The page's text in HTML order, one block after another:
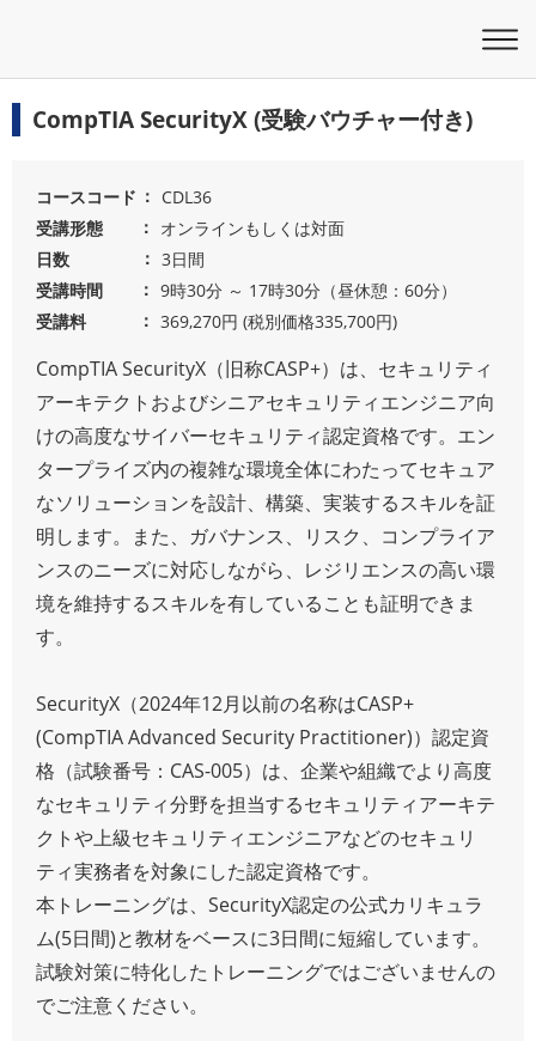
CompTIA SecurityX (受験バウチャー付き)
コースコード
CDL36
受講形態
オンラインもしくは対面
日数
3日間
受講時間
9時30分 ～ 17時30分（昼休憩：60分）
受講料
369,270円 (税別価格335,700円)
CompTIA SecurityX（旧称CASP+）は、セキュリティ
アーキテクトおよびシニアセキュリティエンジニア向
けの高度なサイバーセキュリティ認定資格です。エン
タープライズ内の複雑な環境全体にわたってセキュア
なソリューションを設計、構築、実装するスキルを証
明します。また、ガバナンス、リスク、コンプライア
ンスのニーズに対応しながら、レジリエンスの高い環
境を維持するスキルを有していることも証明できま
す。
SecurityX（2024年12月以前の名称はCASP+
(CompTIA Advanced Security Practitioner)）認定資
格（試験番号：CAS-005）は、企業や組織でより高度
なセキュリティ分野を担当するセキュリティアーキテ
クトや上級セキュリティエンジニアなどのセキュリ
ティ実務者を対象にした認定資格です。
本トレーニングは、SecurityX認定の公式カリキュラ
ム(5日間)と教材をベースに3日間に短縮しています。
試験対策に特化したトレーニングではございませんの
でご注意ください。